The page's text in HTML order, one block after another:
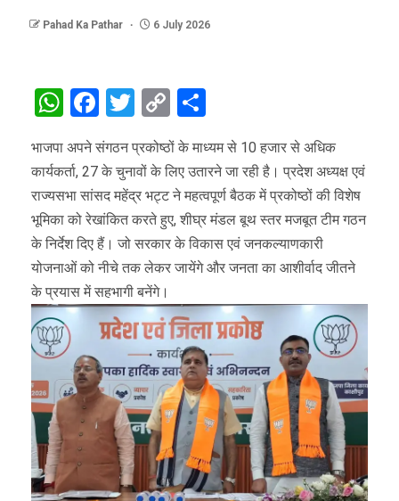
Pahad Ka Pathar 6 July 2026
WhatsApp
Facebook
Twitter
Copy
Link
भाजपा अपने संगठन प्रकोष्ठों के माध्यम से 10 हजार से अधिक
कार्यकर्ता, 27 के चुनावों के लिए उतारने जा रही है। प्रदेश अध्यक्ष एवं
राज्यसभा सांसद महेंद्र भट्ट ने महत्वपूर्ण बैठक में प्रकोष्ठों की विशेष
भूमिका को रेखांकित करते हुए, शीघ्र मंडल बूथ स्तर मजबूत टीम गठन
के निर्देश दिए हैं। जो सरकार के विकास एवं जनकल्याणकारी
योजनाओं को नीचे तक लेकर जायेंगे और जनता का आशीर्वाद जीतने
के प्रयास में सहभागी बनेंगे।